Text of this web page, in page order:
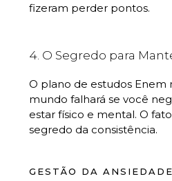
fizeram perder pontos.
4. O Segredo para
O plano de estudos Enem
mundo falhará se você
estar físico e mental. O
segredo da consistência.
GESTÃO DA